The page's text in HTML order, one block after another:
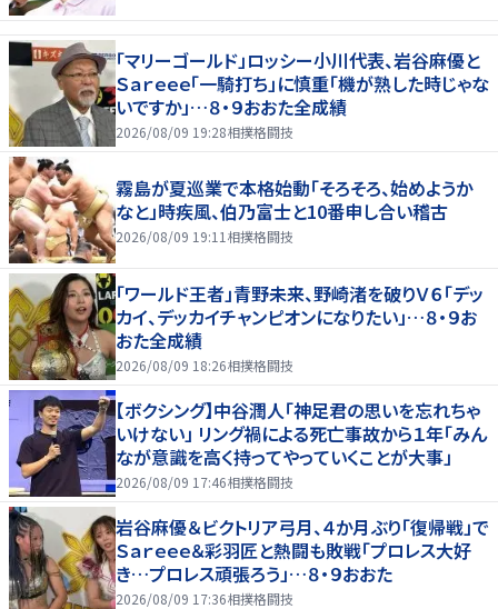
「マリーゴールド」ロッシー小川代表、岩谷麻優と
Ｓａｒｅｅｅ「一騎打ち」に慎重「機が熟した時じゃな
いですか」…８・９おおた全成績
2026/08/09 19:28相撲格闘技
霧島が夏巡業で本格始動「そろそろ、始めようか
なと」時疾風、伯乃富士と10番申し合い稽古
2026/08/09 19:11 相撲格闘技
「ワールド王者」青野未来、野崎渚を破りＶ６「デッ
カイ、デッカイチャンピオンになりたい」…８・９お
おた全成績
2026/08/09 18:26相撲格闘技
【ボクシング】中谷潤人「神足君の思いを忘れちゃ
いけない」 リング禍による死亡事故から１年「みん
なが意識を高く持ってやっていくことが大事」
2026/08/09 17:46相撲格闘技
岩谷麻優＆ビクトリア弓月、４か月ぶり「復帰戦」で
Ｓａｒｅｅｅ＆彩羽匠と熱闘も敗戦「プロレス大好
き…プロレス頑張ろう」…８・９おおた
2026/08/09 17:36相撲格闘技